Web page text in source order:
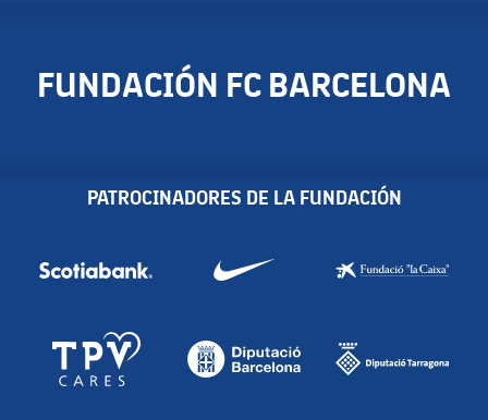
FUNDACIÓN FC BARCELONA
PATROCINADORES DE LA FUNDACIÓN